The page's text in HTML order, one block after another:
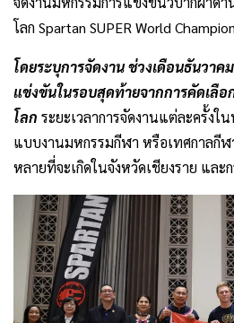
โลก Spartan SUPER World
โดยระบุการจัดงาน ช่วงเดือนธันวา
แข่งขันในรอบสุดท้ายจากการคัดเลื
โลก ระยะเวลาการจัดงานแต่ละครั้ง
แบบงานมหกรรมกีฬา หรือเทศกาลกี
หลายที่จะเกิดในจังหวัดเชียงราย และ